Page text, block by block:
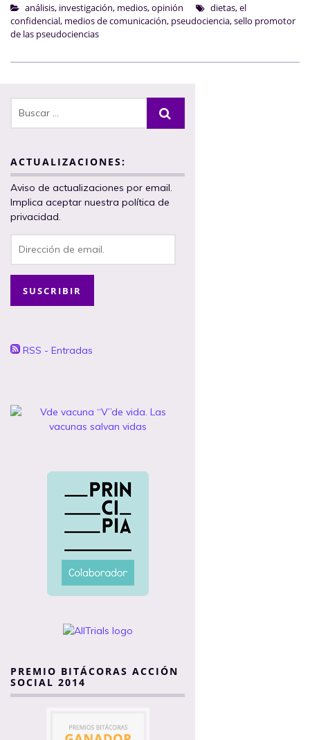
análisis, investigación, medios,opinión dietas,el
confidencial, medios de comunicación, pseudociencia,sello promotor
de las pseudociencias
ACTUALIZACIONES:
Aviso de actualizaciones por email.
Implica aceptar nuestra política de
privacidad.
de
SUSCRIBIR
RSS - Entradas
PREMIO BITÁCORAS ACCIÓN
SOCIAL 2014